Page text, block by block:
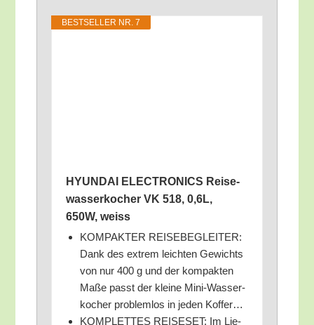
BEST­SEL­LER NR. 7
HYUNDAI ELECTRONICS Rei­se­
was­ser­ko­cher VK 518, 0,6L,
650W, weiss
KOMPAKTER REISEBEGLEITER:
Dank des extrem leich­ten Gewichts
von nur 400 g und der kom­pak­ten
Maße passt der klei­ne Mini-Was­ser­
ko­cher pro­blem­los in jeden Koffer…
KOMPLETTES REISESET: Im Lie­